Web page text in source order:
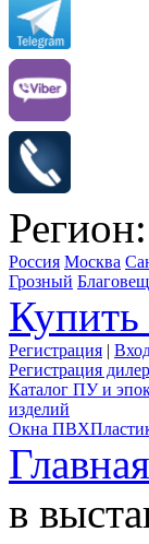
Регион:
Россия Москва
Грозный
Регистрация |
Регистрация
Каталог ПУ и
изделий
Окна ПВХ
Главная
в